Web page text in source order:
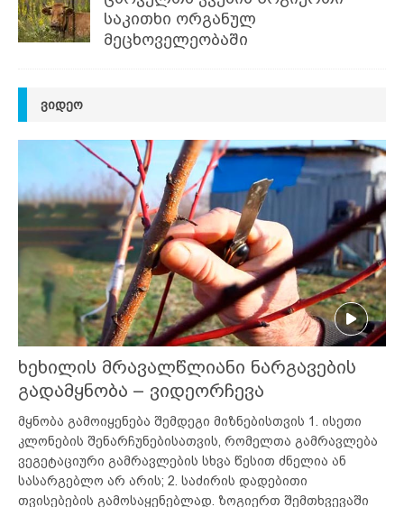
საკითხი ორგანულ
მეცხოველეობაში
ᲕᲘᲓᲔᲝ
ხეხილის მრავალწლიანი ნარგავების
გადამყნობა – ვიდეორჩევა
მყნობა გამოიყენება შემდეგი მიზნებისთვის 1. ისეთი
კლონების შენარჩუნებისათვის, რომელთა გამრავლება
ვეგეტაციური გამრავლების სხვა წესით ძნელია ან
სასარგებლო არ არის; 2. საძირის დადებითი
თვისებების გამოსაყენებლად. ზოგიერთ შემთხვევაში